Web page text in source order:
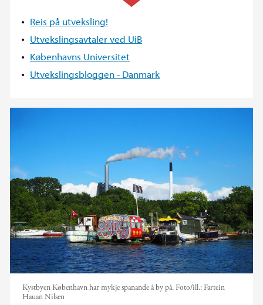
Reis på utveksling!
Utvekslingsavtaler ved UiB
Københavns Universitet
Utvekslingsbloggen - Danmark
Kystbyen København har mykje spanande å by på. Foto/ill.: Fartein
Hauan Nilsen